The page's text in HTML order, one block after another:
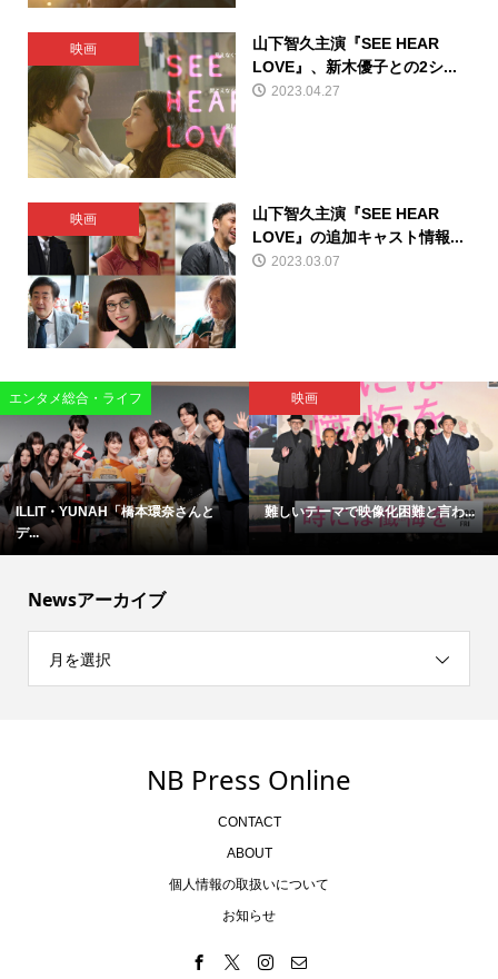
映画
山下智久主演『SEE HEAR
LOVE』、新木優子との2シ...
2023.04.27
映画
山下智久主演『SEE HEAR
LOVE』の追加キャスト情報...
2023.03.07
エンタメ総合・ライフ
ILLIT・YUNAH「橋本環奈さんと
デ...
映画
難しいテーマで映像化困難と言わ...
Newsアーカイブ
月を選択
NB Press Online
CONTACT
ABOUT
個人情報の取扱いについて
お知らせ